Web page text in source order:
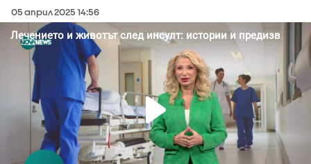
05 април 2025 14:56